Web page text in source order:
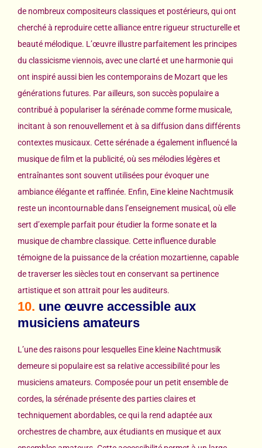
de nombreux compositeurs classiques et postérieurs, qui ont
cherché à reproduire cette alliance entre rigueur structurelle et
beauté mélodique. L’œuvre illustre parfaitement les principes
du classicisme viennois, avec une clarté et une harmonie qui
ont inspiré aussi bien les contemporains de Mozart que les
générations futures. Par ailleurs, son succès populaire a
contribué à populariser la sérénade comme forme musicale,
incitant à son renouvellement et à sa diffusion dans différents
contextes musicaux. Cette sérénade a également influencé la
musique de film et la publicité, où ses mélodies légères et
entraînantes sont souvent utilisées pour évoquer une
ambiance élégante et raffinée. Enfin, Eine kleine Nachtmusik
reste un incontournable dans l’enseignement musical, où elle
sert d’exemple parfait pour étudier la forme sonate et la
musique de chambre classique. Cette influence durable
témoigne de la puissance de la création mozartienne, capable
de traverser les siècles tout en conservant sa pertinence
artistique et son attrait pour les auditeurs.
10. une œuvre accessible aux
musiciens amateurs
L’une des raisons pour lesquelles Eine kleine Nachtmusik
demeure si populaire est sa relative accessibilité pour les
musiciens amateurs. Composée pour un petit ensemble de
cordes, la sérénade présente des parties claires et
techniquement abordables, ce qui la rend adaptée aux
orchestres de chambre, aux étudiants en musique et aux